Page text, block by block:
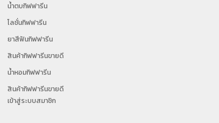
น้ำตบกิฟฟารีน
โลชั่นกิฟฟารีน
ยาสีฟันกิฟฟารีน
สินค้ากิฟฟารีนขายดี
น้ำหอมกิฟฟารีน
สินค้ากิฟฟารีนขายดี
เข้าสู่ระบบสมาชิก